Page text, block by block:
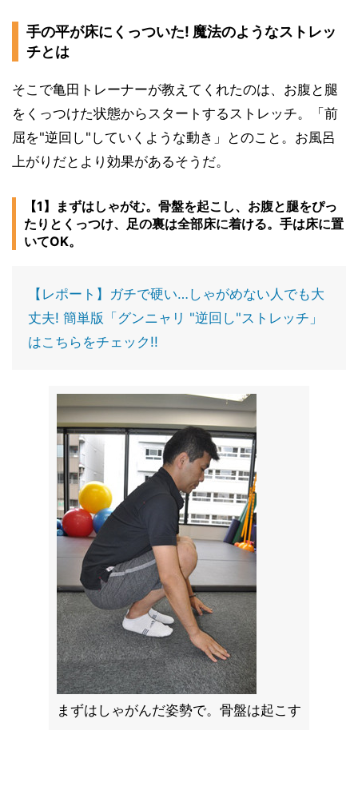
手の平が床にくっついた! 魔法のようなストレッ
チとは
そこで亀田トレーナーが教えてくれたのは、お腹と腿
をくっつけた状態からスタートするストレッチ。「前
屈を"逆回し"していくような動き」とのこと。お風呂
上がりだとより効果があるそうだ。
【1】まずはしゃがむ。骨盤を起こし、お腹と腿をぴっ
たりとくっつけ、足の裏は全部床に着ける。手は床に置
いてOK。
【レポート】ガチで硬い…しゃがめない人でも大
丈夫! 簡単版「グンニャリ "逆回し"ストレッチ」
はこちらをチェック!!
まずはしゃがんだ姿勢で。骨盤は起こす